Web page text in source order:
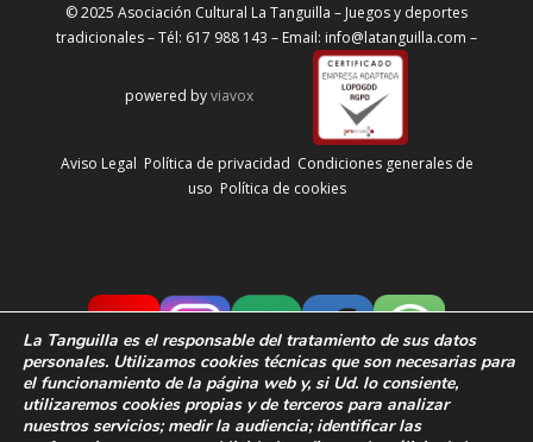
© 2025 Asociación Cultural La Tanguilla – Juegos y deportes
tradicionales – Tél: 617 988 143 – Email: info@latanguilla.com –
powered byviavox
Aviso Legal Política de privacidad Condiciones generales de
uso Política de cookies
La Tanguilla es el responsable del tratamiento de sus datos
personales. Utilizamos cookies técnicas que son necesarias para
el funcionamiento de la página web y, si Ud. lo consiente,
utilizaremos cookies propias y de terceros para analizar
nuestros servicios; medir la audiencia;identificar las